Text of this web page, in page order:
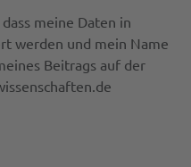
meine Daten in
werden und mein Name
Beitrags auf der